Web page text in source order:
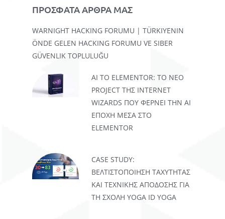
ΠΡΟΣΦΑΤΑ ΑΡΘΡΑ ΜΑΣ
WARNIGHT HACKING FORUMU | TÜRKIYENIN
ÖNDE GELEN HACKING FORUMU VE SIBER
GÜVENLIK TOPLULUĞU
AI TO ELEMENTOR: ΤΟ ΝΈΟ
PROJECT ΤΗΣ INTERNET
WIZARDS ΠΟΥ ΦΈΡΝΕΙ ΤΗΝ AI
ΕΠΟΧΉ ΜΈΣΑ ΣΤΟ
ELEMENTOR
CASE STUDY:
ΒΕΛΤΙΣΤΟΠΟΊΗΣΗ ΤΑΧΎΤΗΤΑΣ
ΚΑΙ ΤΕΧΝΙΚΉΣ ΑΠΌΔΟΣΗΣ ΓΙΑ
ΤΗ ΣΧΟΛΉ YOGA ID YOGA